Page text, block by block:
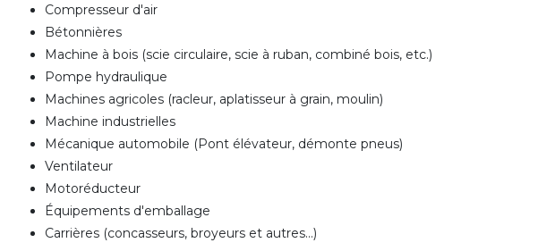
Compresseur d'air
Bétonnières
Machine à bois (scie circulaire, scie à ruban, combiné bois, etc.)
Pompe hydraulique
Machines agricoles (racleur, aplatisseur à grain, moulin)
Machine industrielles
Mécanique automobile (Pont élévateur, démonte pneus)
Ventilateur
Motoréducteur
Équipements d'emballage
Carrières (concasseurs, broyeurs et autres...)